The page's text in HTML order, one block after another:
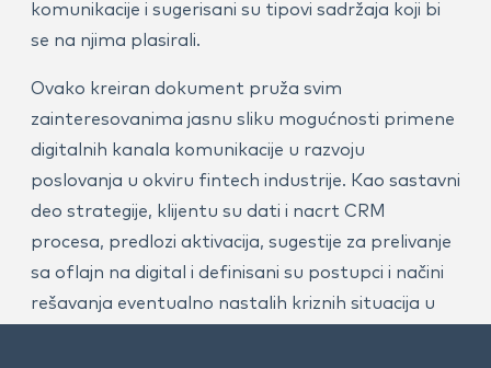
komunikacije i sugerisani su tipovi sadržaja koji bi
se na njima plasirali.
Ovako kreiran dokument pruža svim
zainteresovanima jasnu sliku mogućnosti primene
digitalnih kanala komunikacije u razvoju
poslovanja u okviru fintech industrije. Kao sastavni
deo strategije, klijentu su dati i nacrt CRM
procesa, predlozi aktivacija, sugestije za prelivanje
sa oflajn na digital i definisani su postupci i načini
rešavanja eventualno nastalih kriznih situacija u